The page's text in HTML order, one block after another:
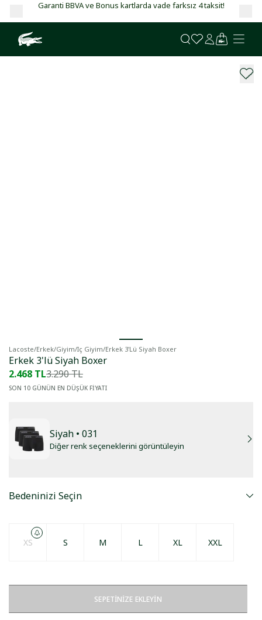
Garanti BBVA ve Bonus kartlarda vade farksız 4 taksit!
Lacoste/Erkek/Giyim/Iç Giyim/Erkek 3'lü Siyah Boxer
Erkek 3'lü Siyah Boxer
2.468 TL3.290 TL
SON 10 GÜNÜN EN DÜŞÜK FİYATI
Siyah • 031
Diğer renk seçeneklerini görüntüleyin
Bedeninizi Seçin
XS S M L XL XXL
SEPETİNİZE EKLEYİN